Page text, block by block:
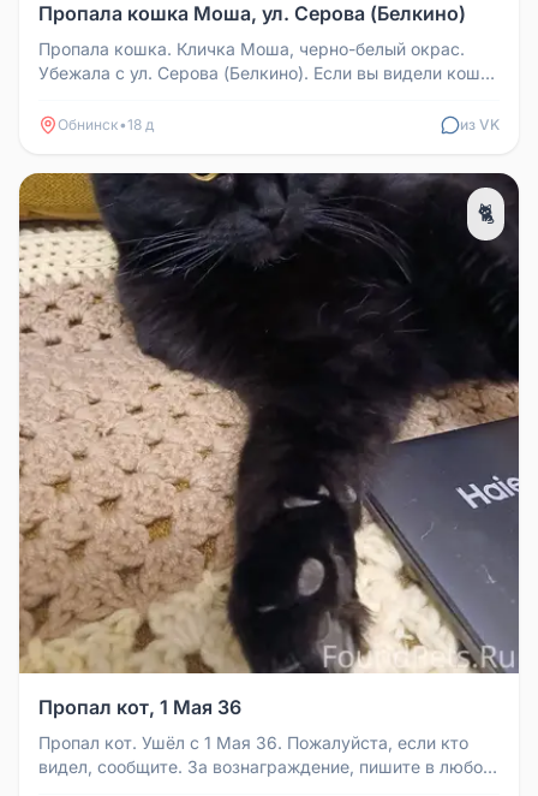
Пропала кошка Моша, ул. Серова (Белкино)
Пропала кошка. Кличка Моша, черно-белый окрас.
Убежала с ул. Серова (Белкино). Если вы видели кошку
Обнинск•18 д из VK
🐈
Пропал кот, 1 Мая 36
Пропал кот. Ушёл с 1 Мая 36. Пожалуйста, если кто
видел, сообщите. За вознаграждение, пишите в любое